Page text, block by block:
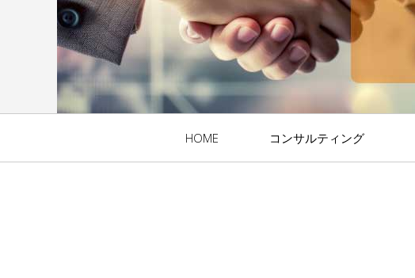
HOME コンサルティング